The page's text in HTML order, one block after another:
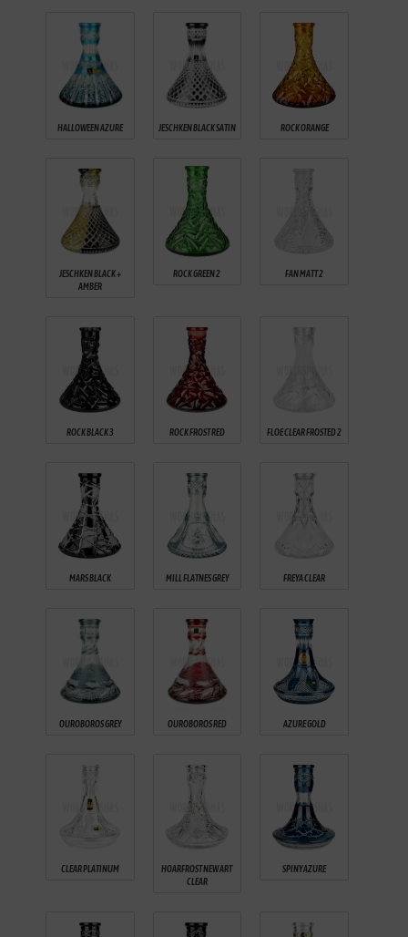
HALLOWEEN AZURE JESCHKEN BLACK SATIN ROCK ORANGE
JESCHKEN BLACK +
AMBER
ROCK GREEN 2 FAN MATT 2
ROCK BLACK 3 ROCK FROST RED FLOE CLEAR FROSTED 2
MARS BLACK MILL FLATNES GREY FREYA CLEAR
OUROBOROS GREY OUROBOROS RED AZURE GOLD
CLEAR PLATINUM
HOARFROST NEW ART
CLEAR
SPINY AZURE